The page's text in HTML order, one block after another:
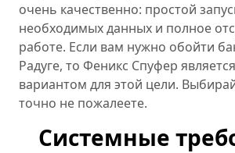
очень качественно: простой
необходимых данных и полное
работе. Если вам нужно обойти
Радуге, то Феникс Спуфер
вариантом для этой цели.
точно не пожалеете.
Системные